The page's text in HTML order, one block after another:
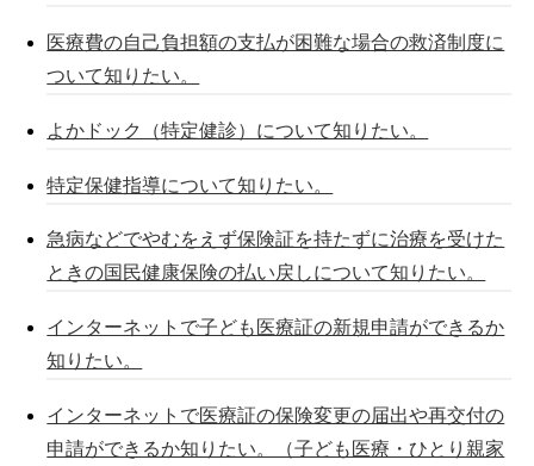
医療費の自己負担額の支払が困難な場合の救済制度に
ついて知りたい。
よかドック（特定健診）について知りたい。
特定保健指導について知りたい。
急病などでやむをえず保険証を持たずに治療を受けた
ときの国民健康保険の払い戻しについて知りたい。
インターネットで子ども医療証の新規申請ができるか
知りたい。
インターネットで医療証の保険変更の届出や再交付の
申請ができるか知りたい。（子ども医療・ひとり親家